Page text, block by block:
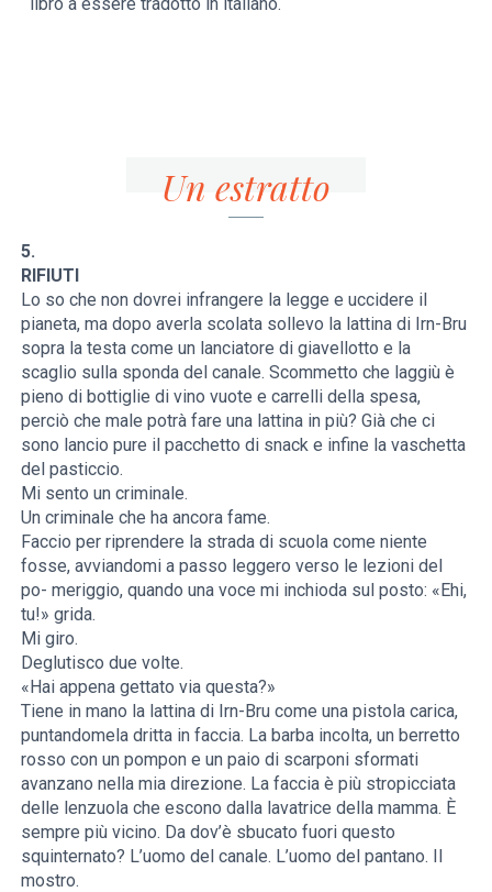
Un estratto
5.
RIFIUTI
Lo so che non dovrei infrangere la legge e uccidere il
pianeta, ma dopo averla scolata sollevo la lattina di Irn-Bru
sopra la testa come un lanciatore di giavellotto e la
scaglio sulla sponda del canale. Scommetto che laggiù è
pieno di bottiglie di vino vuote e carrelli della spesa,
perciò che male potrà fare una lattina in più? Già che ci
sono lancio pure il pacchetto di snack e infine la vaschetta
del pasticcio.
Mi sento un criminale.
Un criminale che ha ancora fame.
Faccio per riprendere la strada di scuola come niente
fosse, avviandomi a passo leggero verso le lezioni del
po- meriggio, quando una voce mi inchioda sul posto: «Ehi,
tu!» grida.
Mi giro.
Deglutisco due volte.
«Hai appena gettato via questa?»
Tiene in mano la lattina di Irn-Bru come una pistola carica,
puntandomela dritta in faccia. La barba incolta, un berretto
rosso con un pompon e un paio di scarponi sformati
avanzano nella mia direzione. La faccia è più stropicciata
delle lenzuola che escono dalla lavatrice della mamma. È
sempre più vicino. Da dov’è sbucato fuori questo
squinternato? L’uomo del canale. L’uomo del pantano. Il
mostro.